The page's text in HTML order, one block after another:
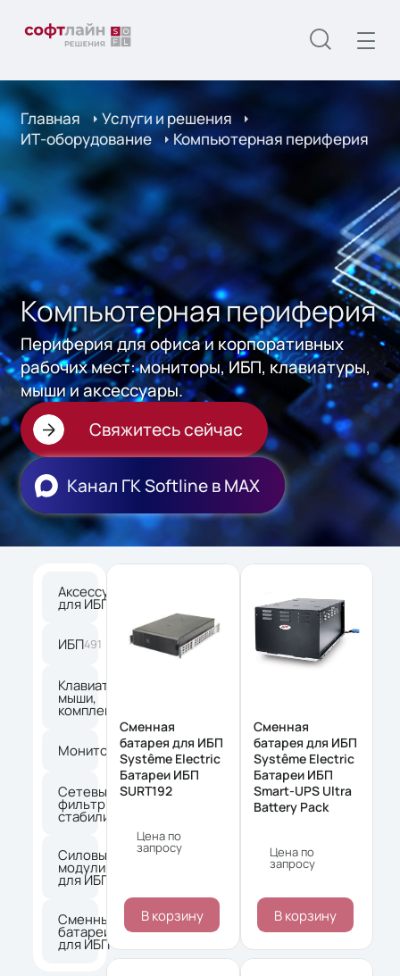
Главная
Услуги и решения
ИТ-оборудование
Компьютерная периферия
Компьютерная периферия
Периферия для офиса и корпоративных
рабочих мест: мониторы, ИБП, клавиатуры,
мыши и аксессуары.
Свяжитесь сейчас
Канал ГК Softline в МАХ
Аксессуары
для ИБП
ИБП491
Клавиатуры,
мыши,
комплекты
Мониторы167
Сетевые
фильтры и
стабилизаторы
Силовые
модули
для ИБП
Сменные
батареи
для ИБП
209
Сменная
батарея для ИБП
Systême Electric
Батареи ИБП
SURT192
Цена по
запросу
В корзину
Сменная
батарея для ИБП
Systême Electric
Батареи ИБП
Smart-UPS Ultra
Battery Pack
Цена по
запросу
В корзину